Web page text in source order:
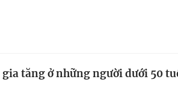
tăng ở những người dưới 50